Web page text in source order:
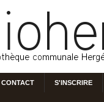
CONTACT S'INSCRIRE